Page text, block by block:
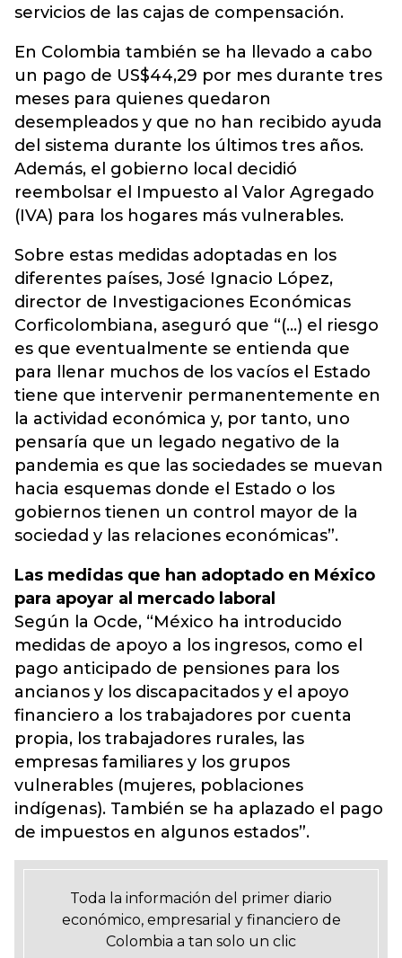
servicios de las cajas de compensación.
En Colombia también se ha llevado a cabo
un pago de US$44,29 por mes durante tres
meses para quienes quedaron
desempleados y que no han recibido ayuda
del sistema durante los últimos tres años.
Además, el gobierno local decidió
reembolsar el Impuesto al Valor Agregado
(IVA) para los hogares más vulnerables.
Sobre estas medidas adoptadas en los
diferentes países, José Ignacio López,
director de Investigaciones Económicas
Corficolombiana, aseguró que “(...) el riesgo
es que eventualmente se entienda que
para llenar muchos de los vacíos el Estado
tiene que intervenir permanentemente en
la actividad económica y, por tanto, uno
pensaría que un legado negativo de la
pandemia es que las sociedades se muevan
hacia esquemas donde el Estado o los
gobiernos tienen un control mayor de la
sociedad y las relaciones económicas”.
Las medidas que han adoptado en México
para apoyar al mercado laboral
Según la Ocde, “México ha introducido
medidas de apoyo a los ingresos, como el
pago anticipado de pensiones para los
ancianos y los discapacitados y el apoyo
financiero a los trabajadores por cuenta
propia, los trabajadores rurales, las
empresas familiares y los grupos
vulnerables (mujeres, poblaciones
indígenas). También se ha aplazado el pago
de impuestos en algunos estados”.
Toda la información del primer diario
económico, empresarial y financiero de
Colombia a tan solo un clic